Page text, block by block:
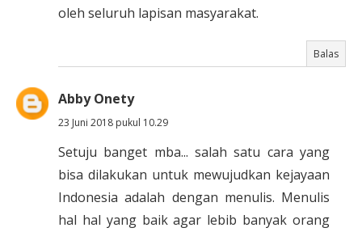
oleh seluruh lapisan masyarakat.
Balas
Abby Onety
23 Juni 2018 pukul 10.29
Setuju banget mba... salah satu cara yang
bisa dilakukan untuk mewujudkan kejayaan
Indonesia adalah dengan menulis. Menulis
hal hal yang baik agar lebib banyak orang